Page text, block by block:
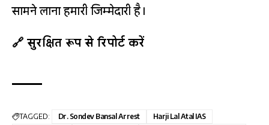
सामने लाना हमारी जिम्मेदारी है।
🔗 सुरक्षित रूप से रिपोर्ट करें
TAGGED: Dr. Sondev Bansal Arrest
Harji Lal Atal IAS